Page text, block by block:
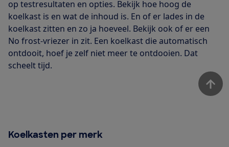
op testresultaten en opties. Bekijk hoe hoog de
koelkast is en wat de inhoud is. En of er lades in de
koelkast zitten en zo ja hoeveel. Bekijk ook of er een
No frost-vriezer in zit. Een koelkast die automatisch
ontdooit, hoef je zelf niet meer te ontdooien. Dat
scheelt tijd.
Koelkasten per merk